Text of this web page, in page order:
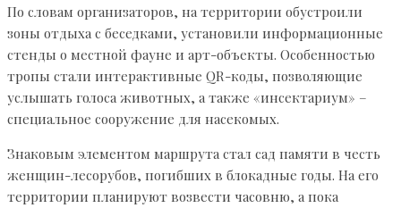
По словам организаторов, на территории обустроили
зоны отдыха с беседками, установили информационные
стенды о местной фауне и арт-объекты. Особенностью
тропы стали интерактивные QR-коды, позволяющие
услышать голоса животных, а также «инсектариум» –
специальное сооружение для насекомых.
Знаковым элементом маршрута стал сад памяти в честь
женщин-лесорубов, погибших в блокадные годы. На его
территории планируют возвести часовню, а пока